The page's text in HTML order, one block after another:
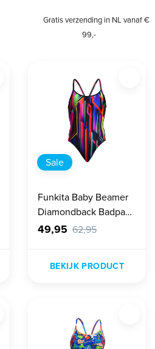
Gratis verzending in NL vanaf €
99,-
Sale
Funkita Baby Beamer
Diamondback Badpak
Dames
49,95 62,95
BEKIJK PRODUCT